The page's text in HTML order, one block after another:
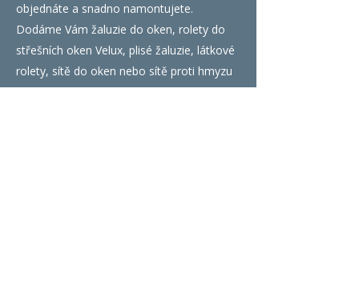
objednáte a snadno namontujete.
Dodáme Vám žaluzie do oken, rolety do
střešních oken Velux, plisé žaluzie, látkové
rolety, sítě do oken nebo sítě proti hmyzu
do dveří ... Vše na míru a s DOPRAVOU